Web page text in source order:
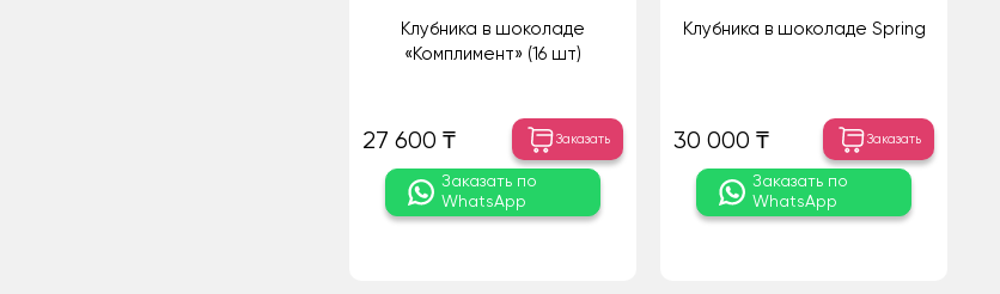
Клубника в шоколаде
«Комплимент» (16 шт)
27 600 ₸ Заказать
Заказать по
WhatsApp
Клубника в шоколаде Spring
30 000 ₸ Заказать
Заказать по
WhatsApp